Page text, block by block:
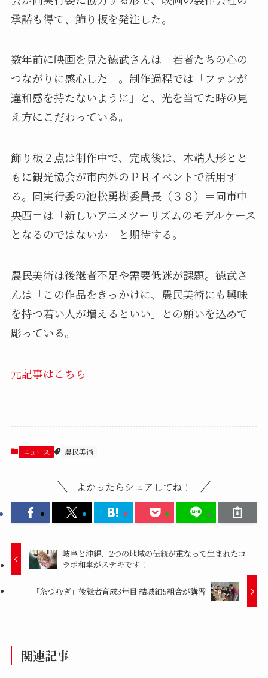
承諾も得て、飾り板を発注した。
数年前に映画を見た徳武さんは「若者たちの心の
つながりに感心した」。制作過程では「ファンが
違和感を持たないように」と、光を当てた時の見
え方にこだわっている。
飾り板２点は制作中で、完成後は、木端人形とと
もに観光協会が市内外のＰＲイベントで活用す
る。同実行委の池松勇樹委員長（３８）＝同市中
央西＝は「新しいアニメツーリズムのモデルケース
となるのではないか」と期待する。
農民美術は後継者不足や需要低迷が課題。徳武さ
んは「この作品をきっかけに、農民美術にも興味
を持つ若い人が増えるといい」との願いを込めて
彫っている。
元記事はこちら
ニュース 農民美術
よかったらシェアしてね！
岐阜と沖縄、2つの地域の伝統が重なって生まれたコ
ラボ和傘がステキです！
「糸つむぎ」後継者育成3年目 結城紬5組合が講習
関連記事